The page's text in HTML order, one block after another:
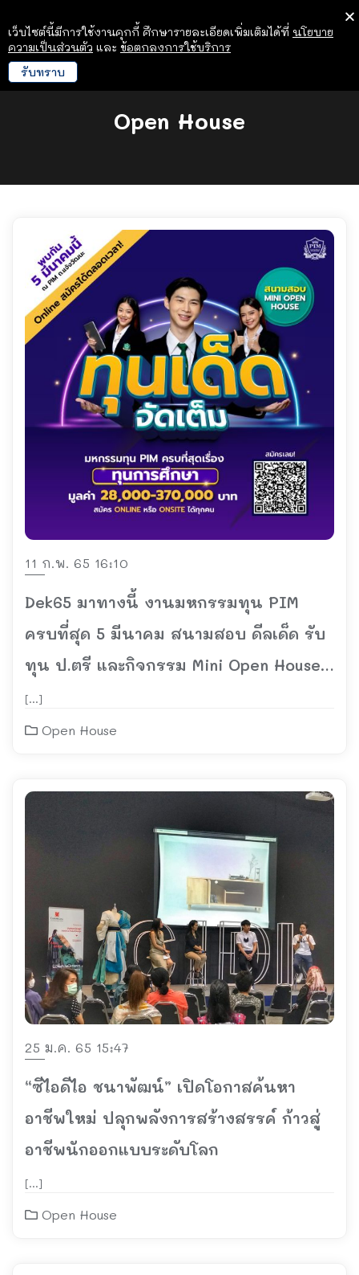
Open House
11 ก.พ. 65 16:10
Dek65 มาทางนี้ งานมหกรรมทุน PIM
ครบที่สุด 5 มีนาคม สนามสอบ ดีลเด็ด รับ
ทุน ป.ตรี และกิจกรรม Mini Open House
ฟรี ไม่มีค่าใช้จ่าย
[…]
Open House
25 ม.ค. 65 15:47
“ซีไอดีไอ ชนาพัฒน์” เปิดโอกาสค้นหา
อาชีพใหม่ ปลุกพลังการสร้างสรรค์ ก้าวสู่
อาชีพนักออกแบบระดับโลก
[…]
Open House
เว็บไซต์นี้มีการใช้งานคุกกี้ ศึกษารายละเอียดเพิ่มเติมได้ที่ นโยบาย
ความเป็นส่วนตัว และ ข้อตกลงการใช้บริการ
รับทราบ